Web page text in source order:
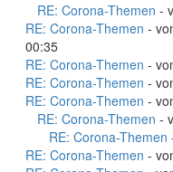
RE: Corona-Themen -
RE: Corona-Themen -
00:35
RE: Corona-Themen -
RE: Corona-Themen -
RE: Corona-Themen -
RE: Corona-Themen -
RE: Corona-Themen
RE: Corona-Themen -